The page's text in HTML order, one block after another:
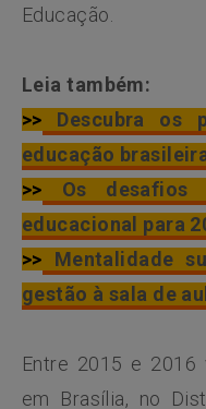
Educação.
Leia também:
>> Descubra os
educação
>> Os desafios
educacional para
>> Mentalidade
gestão à sala de
Entre 2015 e 2016
em Brasília, no